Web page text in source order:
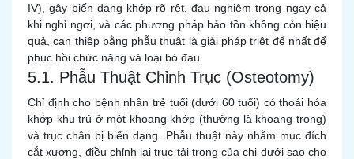
IV), gây biến dạng khớp rõ rệt, đau nghiêm trọng ngay cả
khi nghỉ ngơi, và các phương pháp bảo tồn không còn hiệu
quả, can thiệp bằng phẫu thuật là giải pháp triệt để nhất để
phục hồi chức năng và loại bỏ đau.
5.1. Phẫu Thuật Chỉnh Trục (Osteotomy)
Chỉ định cho bệnh nhân trẻ tuổi (dưới 60 tuổi) có thoái hóa
khớp khu trú ở một khoang khớp (thường là khoang trong)
và trục chân bị biến dạng. Phẫu thuật này nhằm mục đích
cắt xương, điều chỉnh lại trục tải trọng của chi dưới sao cho